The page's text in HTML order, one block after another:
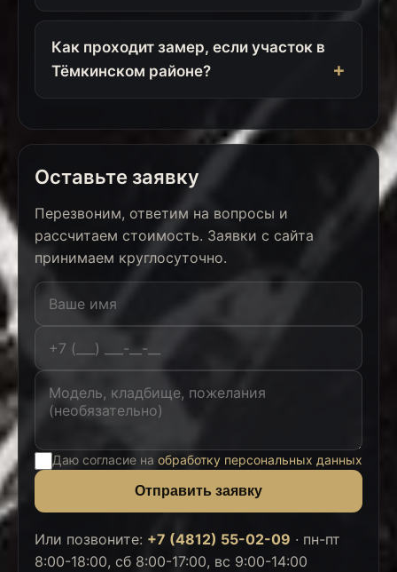
Как проходит замер, если участок в
Тёмкинском районе?
Оставьте заявку
Перезвоним, ответим на вопросы и
рассчитаем стоимость. Заявки с сайта
принимаем круглосуточно.
Даю согласие на обработку персональных данных
Отправить заявку
Или позвоните: +7 (4812) 55-02-09 · пн-пт
8:00-18:00, сб 8:00-17:00, вс 9:00-14:00